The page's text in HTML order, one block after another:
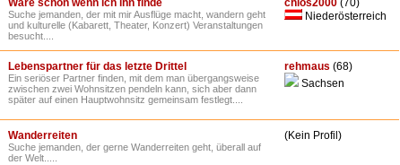
Wäre schön wenn ich ihn finde
Suche jemanden, der mit mir Ausflüge macht, wandern geht
und kulturelle (Kabarett, Theater, Konzert) Veranstaltungen
besucht....
chios2000 (70)
Niederösterreich
Lebenspartner für das letzte Drittel
Ein seriöser Partner finden, mit dem man übergangsweise
zwischen zwei Wohnsitzen pendeln kann, sich aber dann
später auf einen Hauptwohnsitz gemeinsam festlegt....
rehmaus (68)
Sachsen
Wanderreiten
Suche jemanden, der gerne Wanderreiten geht, überall auf
der Welt.....
(Kein Profil)